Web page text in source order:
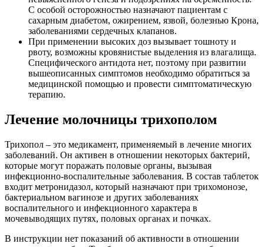
С особой осторожностью назначают пациентам с
сахарным диабетом, ожирением, язвой, болезнью Крона,
заболеваниями сердечных клапанов.
При применении высоких доз вызывает тошноту и
рвоту, возможны кровянистые выделения из влагалища.
Специфического антидота нет, поэтому при развитии
вышеописанных симптомов необходимо обратиться за
медицинской помощью и провести симптоматическую
терапию.
Лечение молочницы трихополом
Трихопол – это медикамент, применяемый в лечение многих
заболеваний. Он активен в отношении некоторых бактерий,
которые могут поражать половые органы, вызывая
инфекционно-воспалительные заболевания. В состав таблеток
входит метронидазол, который назначают при трихомонозе,
бактериальном вагинозе и других заболеваниях
воспалительного и инфекционного характера в
мочевыводящих путях, половых органах и почках.
В инструкции нет показаний об активности в отношении